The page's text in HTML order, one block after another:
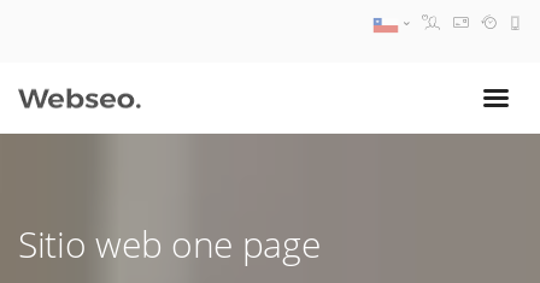
Sitio web one page
09:30 AM A 18:30 PM